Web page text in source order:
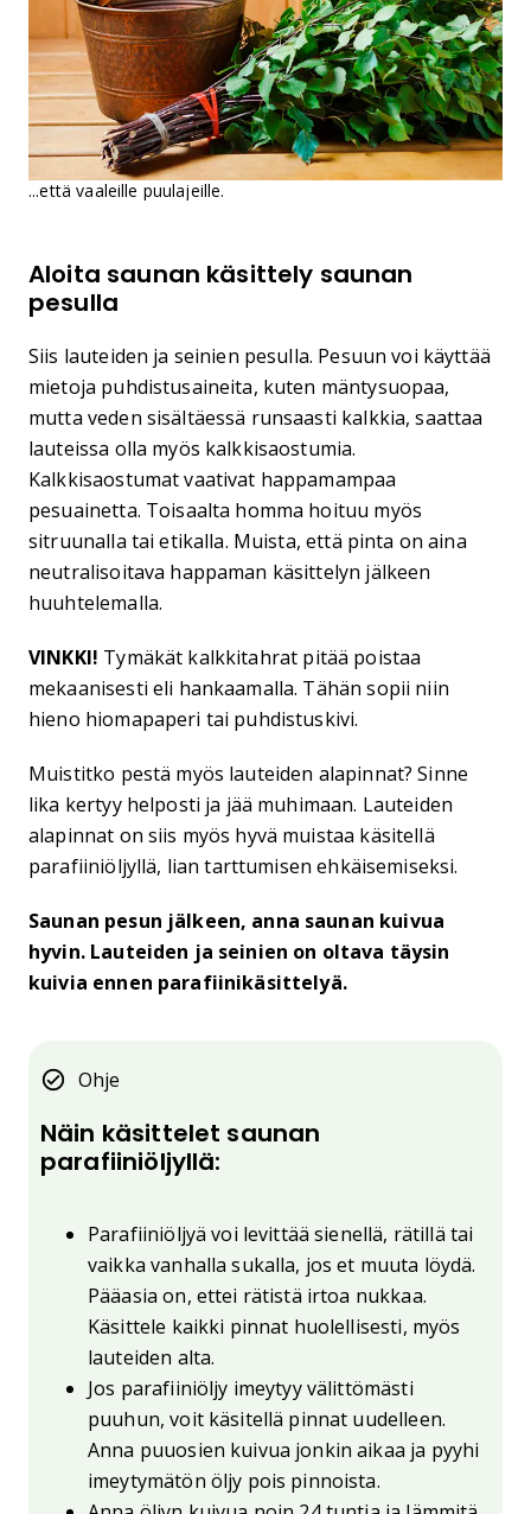
...että vaaleille puulajeille.
Aloita saunan käsittely saunan
pesulla
Siis lauteiden ja seinien pesulla. Pesuun voi käyttää
mietoja puhdistusaineita, kuten mäntysuopaa,
mutta veden sisältäessä runsaasti kalkkia, saattaa
lauteissa olla myös kalkkisaostumia.
Kalkkisaostumat vaativat happamampaa
pesuainetta. Toisaalta homma hoituu myös
sitruunalla tai etikalla. Muista, että pinta on aina
neutralisoitava happaman käsittelyn jälkeen
huuhtelemalla.
VINKKI! Tymäkät kalkkitahrat pitää poistaa
mekaanisesti eli hankaamalla. Tähän sopii niin
hieno hiomapaperi tai puhdistuskivi.
Muistitko pestä myös lauteiden alapinnat? Sinne
lika kertyy helposti ja jää muhimaan. Lauteiden
alapinnat on siis myös hyvä muistaa käsitellä
parafiiniöljyllä, lian tarttumisen ehkäisemiseksi.
Saunan pesun jälkeen, anna saunan kuivua
hyvin. Lauteiden ja seinien on oltava täysin
kuivia ennen parafiinikäsittelyä.
Ohje
Näin käsittelet saunan
parafiiniöljyllä:
Parafiiniöljyä voi levittää sienellä, rätillä tai
vaikka vanhalla sukalla, jos et muuta löydä.
Pääasia on, ettei rätistä irtoa nukkaa.
Käsittele kaikki pinnat huolellisesti, myös
lauteiden alta.
Jos parafiiniöljy imeytyy välittömästi
puuhun, voit käsitellä pinnat uudelleen.
Anna puuosien kuivua jonkin aikaa ja pyyhi
imeytymätön öljy pois pinnoista.